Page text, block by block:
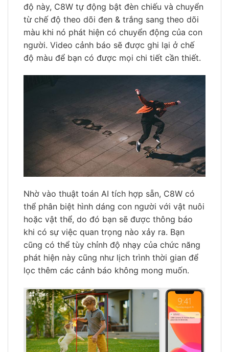
độ này, C8W tự động bật đèn chiếu và chuyển
từ chế độ theo dõi đen & trắng sang theo dõi
màu khi nó phát hiện có chuyển động của con
người. Video cảnh báo sẽ được ghi lại ở chế
độ màu để bạn có được mọi chi tiết cần thiết.
Nhờ vào thuật toán AI tích hợp sẵn, C8W có
thể phân biệt hình dáng con người với vật nuôi
hoặc vật thể, do đó bạn sẽ được thông báo
khi có sự việc quan trọng nào xảy ra. Bạn
cũng có thể tùy chỉnh độ nhạy của chức năng
phát hiện này cũng như lịch trình thời gian để
lọc thêm các cảnh báo không mong muốn.